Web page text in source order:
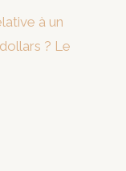
à un
? Le